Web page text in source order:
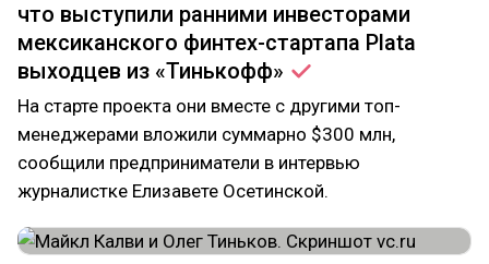
что выступили ранними инвесторами
мексиканского финтех-стартапа Plata
выходцев из «Тинькофф»
На старте проекта они вместе с другими топ-
менеджерами вложили суммарно $300 млн,
сообщили предприниматели в интервью
журналистке Елизавете Осетинской.